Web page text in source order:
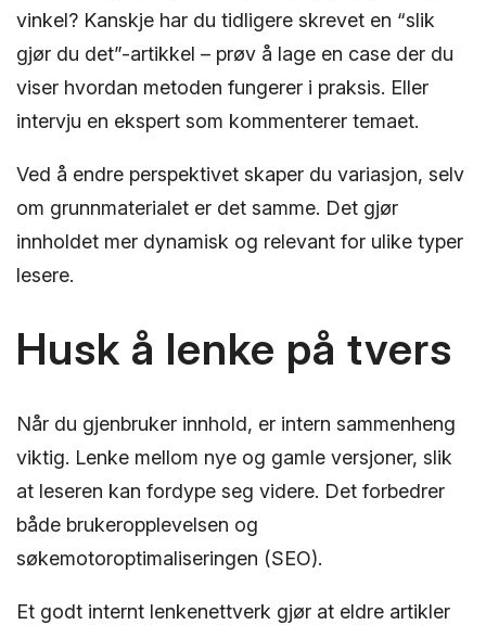
vinkel? Kanskje har du tidligere skrevet en “slik
gjør du det”-artikkel – prøv å lage en case der du
viser hvordan metoden fungerer i praksis. Eller
intervju en ekspert som kommenterer temaet.
Ved å endre perspektivet skaper du variasjon, selv
om grunnmaterialet er det samme. Det gjør
innholdet mer dynamisk og relevant for ulike typer
lesere.
Husk å lenke på tvers
Når du gjenbruker innhold, er intern sammenheng
viktig. Lenke mellom nye og gamle versjoner, slik
at leseren kan fordype seg videre. Det forbedrer
både brukeropplevelsen og
søkemotoroptimaliseringen (SEO).
Et godt internt lenkenettverk gjør at eldre artikler